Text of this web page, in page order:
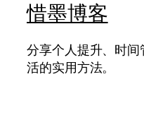
惜墨博客
分享个人提升、时
活的实用方法。